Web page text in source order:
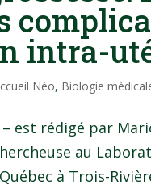
intra-
Néo, Biologie
– est rédigé par
au
à Trois-